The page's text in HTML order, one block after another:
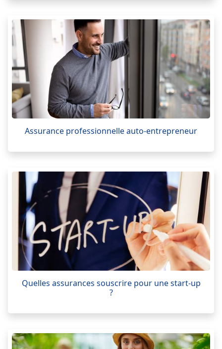
Assurance professionnelle auto-entrepreneur
Quelles assurances souscrire pour une start-up
?